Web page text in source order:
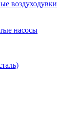
воздуходувки
насосы